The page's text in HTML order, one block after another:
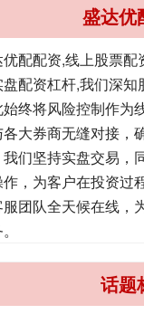
盛达优
优配配资,线上股票
配资杠杆,我们深知
始终将风险控制作为
大券商无缝对接，
我们坚持实盘交易，
，为客户在投资过
团队全天候在线，
话题